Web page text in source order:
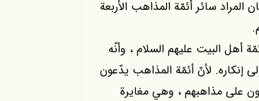
كان المراد سائر أئمّة المذاهب الأربعة
أهل البيت عليهم السلام ، وأنّه
إنكاره. لأنّ أئمّة المذاهب يدّعون
على مذاهبهم ، وهي مغايرة